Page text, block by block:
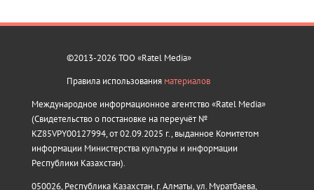
©2013-2026 ТОО «Ratel Media»
Правила использования материалов
Международное информационное агентство «Ratel Media»
(Свидетельство о постановке на переучёт №
KZ85VPY00127994, от 02.09.2025 г., выданное Комитетом
информации Министерства культуры и информации
Республики Казахстан).
050026, Республика Казахстан, г. Алматы, ул. Муратбаева,